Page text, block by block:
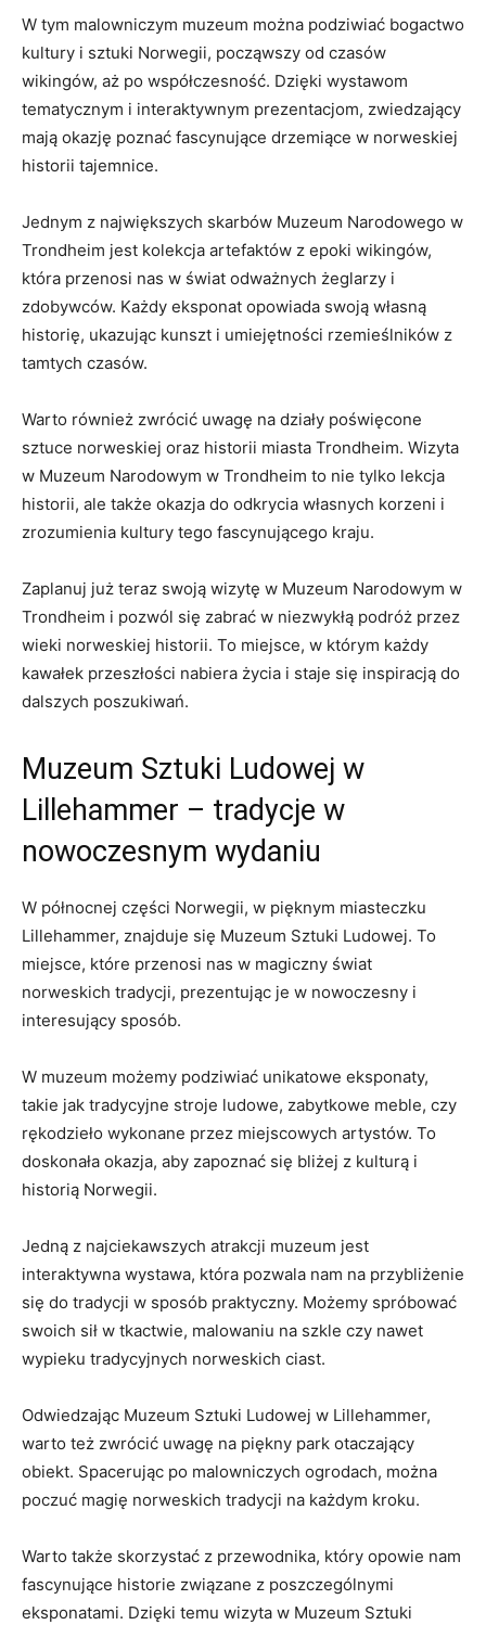
W tym malowniczym muzeum ⁢można⁣ podziwiać bogactwo
kultury ⁢i sztuki ​Norwegii,⁤ począwszy od ⁢czasów
wikingów, ⁣aż po współczesność. Dzięki wystawom
tematycznym i interaktywnym prezentacjom, zwiedzający
⁣mają okazję poznać fascynujące drzemiące w norweskiej
historii tajemnice.
Jednym ‌z ‌największych skarbów Muzeum Narodowego w
Trondheim⁤ jest kolekcja artefaktów z epoki wikingów,
która przenosi ⁣nas w świat odważnych żeglarzy i
⁢zdobywców. ⁢Każdy‌ eksponat ​opowiada swoją‌ własną
historię, ukazując kunszt⁣ i umiejętności rzemieślników z⁢
tamtych ‍czasów.
Warto również‍ zwrócić uwagę na‌ działy ⁤poświęcone
‍sztuce ⁤norweskiej oraz historii miasta⁤ Trondheim. Wizyta​
w Muzeum‍ Narodowym w ⁤Trondheim to‌ nie ​tylko lekcja
historii, ale także ⁢okazja‍ do‌ odkrycia własnych korzeni i
zrozumienia kultury tego fascynującego‌ kraju.
Zaplanuj ⁤już teraz swoją wizytę ​w Muzeum Narodowym w
Trondheim i‍ pozwól się zabrać w ⁢niezwykłą podróż przez
wieki ⁣norweskiej historii. To ⁢miejsce, w‌ którym każdy
kawałek przeszłości ⁣nabiera życia ​i staje się inspiracją do
dalszych⁣ poszukiwań.
Muzeum⁣ Sztuki Ludowej w ​
Lillehammer – ⁣tradycje w
nowoczesnym wydaniu
W północnej części Norwegii,⁤ w⁣ pięknym miasteczku
Lillehammer, znajduje się Muzeum Sztuki Ludowej. To ​
miejsce, które przenosi ​nas‍ w magiczny ​świat
norweskich tradycji,⁣ prezentując je w nowoczesny i‍
interesujący⁣ sposób.
W muzeum możemy podziwiać unikatowe eksponaty,
takie ⁣jak tradycyjne ‍stroje ludowe, ​zabytkowe​ meble, ⁣czy ​
rękodzieło wykonane przez miejscowych artystów. To
doskonała okazja, aby zapoznać ⁤się bliżej z kulturą​ i⁢
historią Norwegii.
Jedną ⁣z najciekawszych atrakcji muzeum jest
interaktywna wystawa, która ‍pozwala nam ‌na przybliżenie
się do tradycji w sposób praktyczny. Możemy spróbować
swoich sił​ w⁣ tkactwie, malowaniu na​ szkle czy nawet
wypieku tradycyjnych‌ norweskich​ ciast.
Odwiedzając Muzeum Sztuki Ludowej w Lillehammer,⁤
warto też zwrócić uwagę na piękny park otaczający
obiekt. Spacerując ⁤po malowniczych‍ ogrodach, można
poczuć magię norweskich​ tradycji na każdym ⁤kroku.
Warto także skorzystać z ⁣przewodnika, który⁢ opowie nam
⁢fascynujące ‌historie‌ związane z poszczególnymi
‍eksponatami. ​Dzięki temu wizyta w Muzeum ‍Sztuki